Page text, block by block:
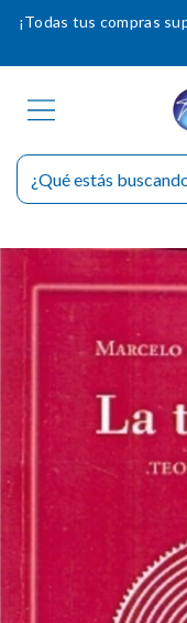
¡Todas tus compras